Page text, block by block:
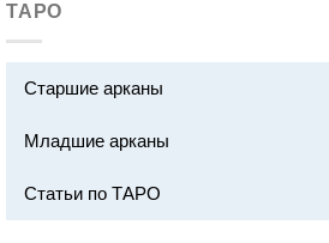
ТАРО
Старшие арканы
Младшие арканы
Статьи по ТАРО